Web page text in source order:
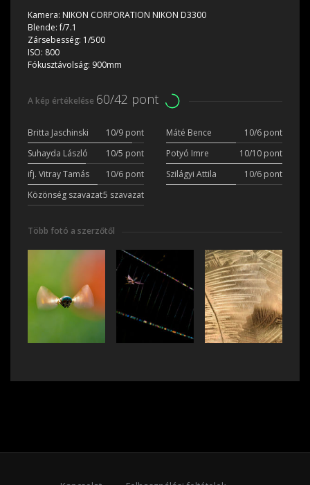
Kamera: NIKON CORPORATION NIKON D3300
Blende:f/7.1
Zársebesség: 1/500
ISO: 800
Fókusztávolság: 900mm
A kép értékelése 60/42 pont
Britta Jaschinski 10/9 pont Máté Bence
10/6 pont
Suhayda László
10/5 pont Potyó Imre
10/10 pont
ifj. Vitray Tamás
10/6 pont Szilágyi Attila
10/6 pont
Közönség szavazat5 szavazat
Több fotó a szerzőtől